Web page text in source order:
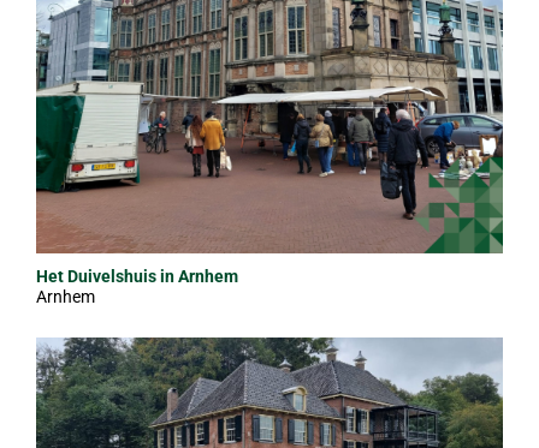
Het Duivelshuis in Arnhem
Arnhem